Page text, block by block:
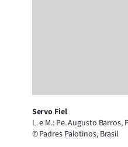
Servo Fiel
L. e M.: Pe. Augusto Barros,
© Padres Palotinos, Brasil